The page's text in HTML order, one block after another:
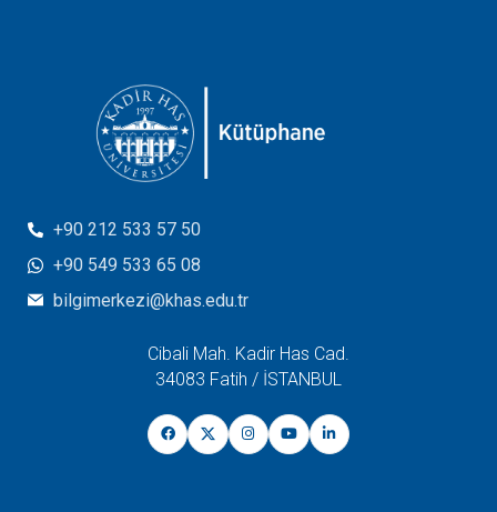
+90 212 533 57 50
+90 549 533 65 08
bilgimerkezi@khas.edu.tr
Cibali Mah. Kadir Has Cad.
34083 Fatih / İSTANBUL